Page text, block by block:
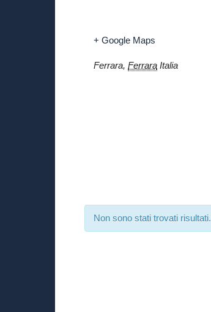
+ Google Maps
Ferrara, Ferrara Italia
Non sono stati trovati risultati.